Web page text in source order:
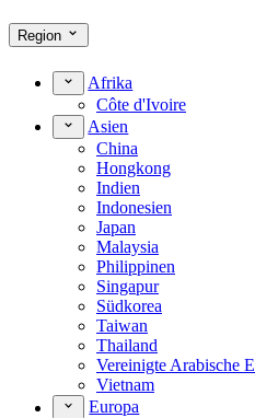
Region
Afrika
Côte d'Ivoire
Asien
China
Hongkong
Indien
Indonesien
Japan
Malaysia
Philippinen
Singapur
Südkorea
Taiwan
Thailand
Vereinigte Arabische
Vietnam
Europa